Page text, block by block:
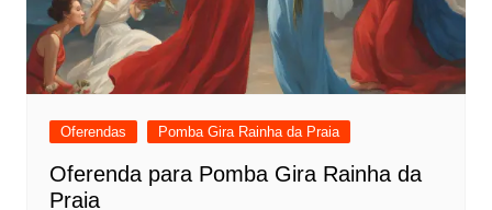
Oferendas Pomba Gira Rainha da Praia
Oferenda para Pomba Gira Rainha da
Praia